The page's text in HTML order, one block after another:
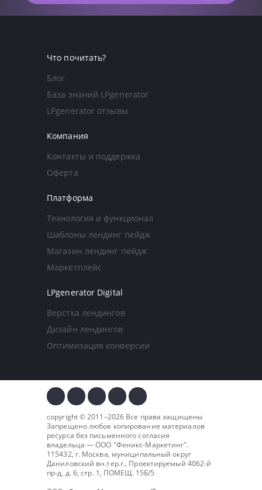
Что почитать?
Блог
База знаний LPgenerator
LPgenerator отзывы
Компания
Контакты и поддержка
Оферта
Платформа
Технология и функционал
Шаблоны лендинг пейдж
Магазин лендинг пейдж
Маркетплейс
LPgenerator Digital
Верстка лендингов
Дизайн лендингов
Оптимизация конверсии
copyright © 2011–2026 Все права защищены
Запрещено любое копирование материалов
ресурса без письменного согласия
владельца — ООО "Феникс-Маркетинг".
115432, г. Москва, муниципальный округ
Даниловский вн.тер.г., Проектируемый 4062-й
пр-д, д. 6, стр. 1, ПОМЕЩ. 15Б/5